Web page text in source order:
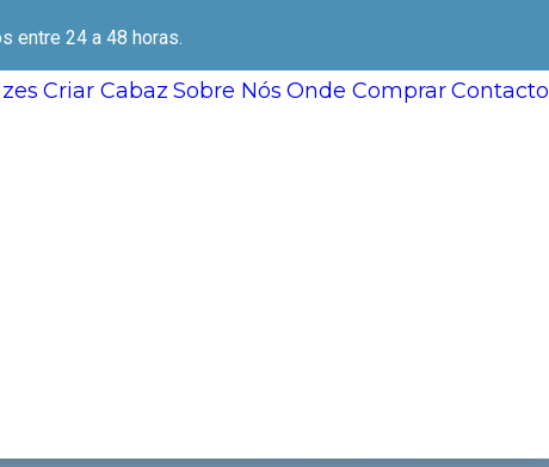
entre 24 a 48 horas.
Criar Cabaz Sobre Nós Onde Comprar